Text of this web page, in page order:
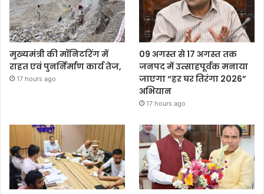
मुख्यमंत्री की मॉनिटरिंग में
राहत एवं पुनर्निर्माण कार्य तेज,
17 hours ago
09 अगस्त से 17 अगस्त तक
जनपद में उत्साहपूर्वक मनाया
जाएगा “हर घर तिरंगा 2026”
अभियान
17 hours ago